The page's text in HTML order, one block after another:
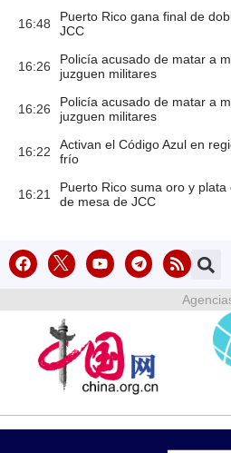
16:48
Puerto Rico gana final de
JCC
16:26
Policía acusado de matar a
juzguen militares
16:26
Policía acusado de matar a
juzguen militares
16:22
Activan el Código Azul en
frío
16:21
Puerto Rico suma oro y
de mesa de JCC